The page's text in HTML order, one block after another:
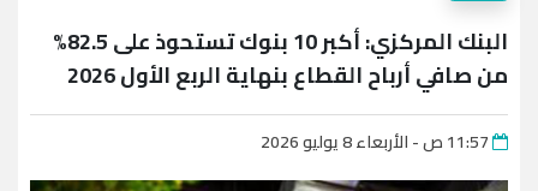
البنك المركزي: أكبر 10 بنوك تستحوذ على 82.5%
من صافي أرباح القطاع بنهاية الربع الأول 2026